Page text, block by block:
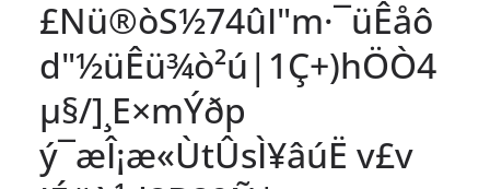
£Nü®òS½74ûI"m·¯üÊåô
d"½üÊü¾ò²ú|1Ç+)hÖÒ4
µ§/]¸E×mÝðp
ý¯æÎ¡æ«ÙtÛsÌ¥âúË v£v